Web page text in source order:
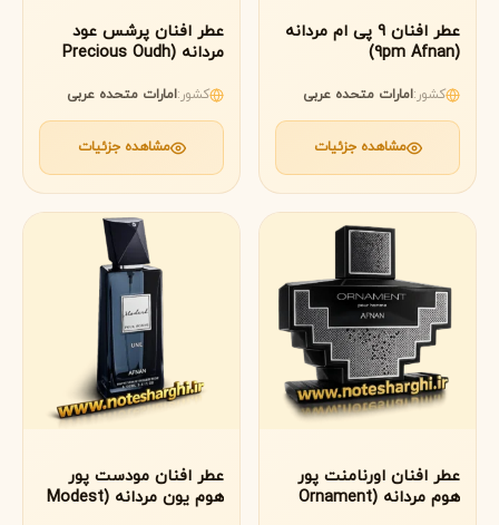
عطر افنان 9 پی ام مردانه
(9pm Afnan)
کشور:امارات متحده عربی
مشاهده جزئیات
عطر افنان پرشس عود
مردانه (Precious Oudh
کشور:امارات متحده عربی
مشاهده جزئیات
عطر افنان اورنامنت پور
هوم مردانه (Ornament
عطر افنان مودست پور
هوم یون مردانه (Modest